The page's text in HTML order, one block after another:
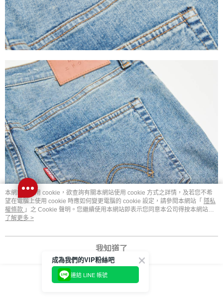
本網站中使用 cookie，欲查詢有關本網站使用 cookie 方式之詳情，及若您不希
望在電腦上使用 cookie 時應如何變更電腦的 cookie 設定，請參閱本網站「 隱私
權條款 」之 Cookie 聲明。您繼續使用本網站即表示您同意本公司得按本網站使
用條款之 Cookie 聲明使用 cookie。
了解更多 >
我知道了
成為我們的VIP粉絲吧
連結 LINE 帳號